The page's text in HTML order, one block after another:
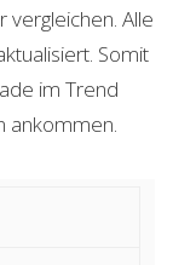
Alle
Somit
im Trend
ankommen.